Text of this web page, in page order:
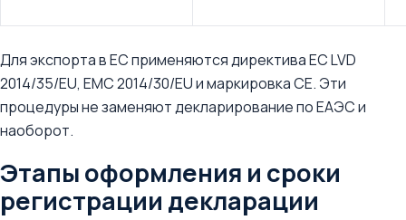
Для экспорта в ЕС применяются директива ЕС LVD
2014/35/EU, EMC 2014/30/EU и маркировка CE. Эти
процедуры не заменяют декларирование по ЕАЭС и
наоборот.
Этапы оформления и сроки
регистрации декларации